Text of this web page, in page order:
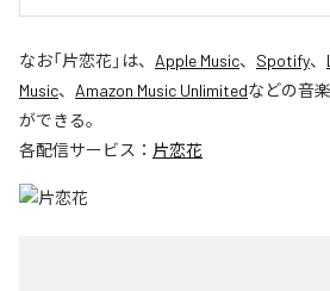
なお「片恋花」は、 Apple Music、 Spotify、
Music、 Amazon Music Unlimitedなどの音
ができる。
各配信サービス： 片恋花